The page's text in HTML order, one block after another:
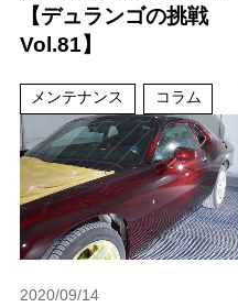
【デュランゴの挑戦
Vol.81】
メンテナンス コラム
2020/09/14